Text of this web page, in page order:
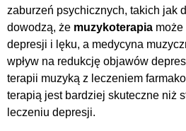
zaburzeń psychicznych, takich jak
dowodzą, że muzykoterapia
depresji i lęku, a medycyna
wpływ na redukcję objawów
terapii muzyką z leczeniem
terapią jest bardziej skuteczne niż
leczeniu depresji.